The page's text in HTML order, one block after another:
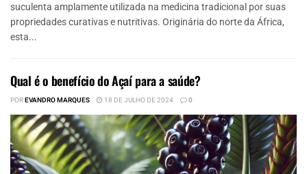
suculenta amplamente utilizada na medicina tradicional por suas
propriedades curativas e nutritivas. Originária do norte da África,
esta...
Qual é o benefício do Açaí para a saúde?
POREVANDRO MARQUES 18 DE JULHO DE 2024 0